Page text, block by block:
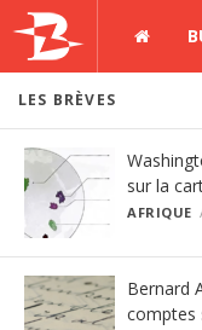
LES BRÈVES
sur la
AFRIQUE
Bernard
comptes